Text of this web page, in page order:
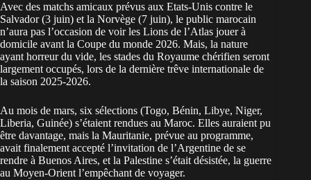
Avec des matchs amicaux prévus aux Etats-Unis contre le
Salvador (3 juin) et la Norvège (7 juin), le public marocain
n’aura pas l’occasion de voir les Lions de l’Atlas jouer à
domicile avant la Coupe du monde 2026. Mais, la nature
ayant horreur du vide, les stades du Royaume chérifien seront
largement occupés, lors de la dernière trêve internationale de
la saison 2025-2026.
Au mois de mars, six sélections (Togo, Bénin, Libye, Niger,
Liberia, Guinée) s’étaient rendues au Maroc. Elles auraient pu
être davantage, mais la Mauritanie, prévue au programme,
avait finalement accepté l’invitation de l’Argentine de se
rendre à Buenos Aires, et la Palestine s’était désistée, la guerre
au Moyen-Orient l’empêchant de voyager.